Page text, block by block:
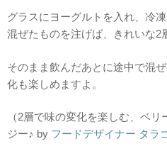
グラスにヨーグルトを入れ、冷
混ぜたものを注げば、きれいな2
そのまま飲んだあとに途中で混
化も楽しめますよ。
（2層で味の変化を楽しむ、ベ
ジー♪ by フードデザイナー タラ